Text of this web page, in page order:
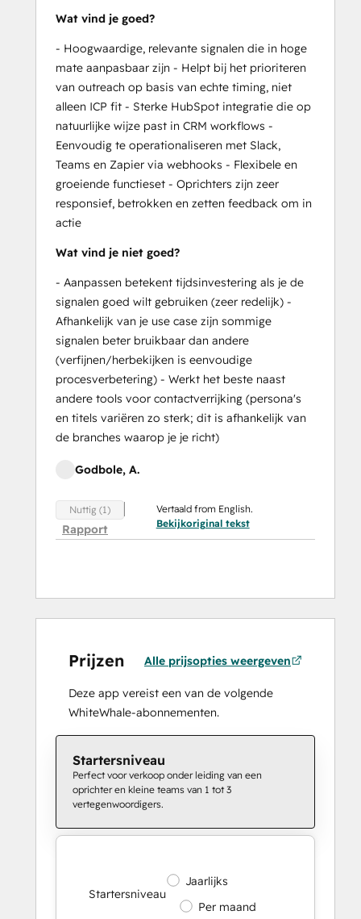
Wat vind je goed?
- Hoogwaardige, relevante signalen die in hoge
mate aanpasbaar zijn - Helpt bij het prioriteren
van outreach op basis van echte timing, niet
alleen ICP fit - Sterke HubSpot integratie die op
natuurlijke wijze past in CRM workflows -
Eenvoudig te operationaliseren met Slack,
Teams en Zapier via webhooks - Flexibele en
groeiende functieset - Oprichters zijn zeer
responsief, betrokken en zetten feedback om in
actie
Wat vind je niet goed?
- Aanpassen betekent tijdsinvestering als je de
signalen goed wilt gebruiken (zeer redelijk) -
Afhankelijk van je use case zijn sommige
signalen beter bruikbaar dan andere
(verfijnen/herbekijken is eenvoudige
procesverbetering) - Werkt het beste naast
andere tools voor contactverrijking (persona's
en titels variëren zo sterk; dit is afhankelijk van
de branches waarop je je richt)
Godbole, A.
Nuttig (1)
Rapport
Vertaald from English.
Bekijkoriginal tekst
Prijzen Alle prijsopties weergeven
Deze app vereist een van de volgende
WhiteWhale-abonnementen.
Startersniveau
Perfect voor verkoop onder leiding van een
oprichter en kleine teams van 1 tot 3
vertegenwoordigers.
Startersniveau
Jaarlijks
Per maand